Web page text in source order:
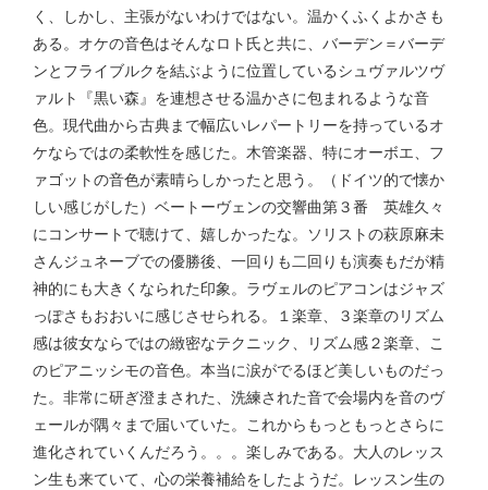
く、しかし、主張がないわけではない。温かくふくよかさも
ある。オケの音色はそんなロト氏と共に、バーデン＝バーデ
ンとフライブルクを結ぶように位置しているシュヴァルツヴ
ァルト『黒い森』を連想させる温かさに包まれるような音
色。現代曲から古典まで幅広いレパートリーを持っているオ
ケならではの柔軟性を感じた。木管楽器、特にオーボエ、フ
ァゴットの音色が素晴らしかったと思う。（ドイツ的で懐か
しい感じがした）ベートーヴェンの交響曲第３番 英雄久々
にコンサートで聴けて、嬉しかったな。ソリストの萩原麻未
さんジュネーブでの優勝後、一回りも二回りも演奏もだが精
神的にも大きくなられた印象。ラヴェルのピアコンはジャズ
っぽさもおおいに感じさせられる。１楽章、３楽章のリズム
感は彼女ならではの緻密なテクニック、リズム感２楽章、こ
のピアニッシモの音色。本当に涙がでるほど美しいものだっ
た。非常に研ぎ澄まされた、洗練された音で会場内を音のヴ
ェールが隅々まで届いていた。これからもっともっとさらに
進化されていくんだろう。。。楽しみである。大人のレッス
ン生も来ていて、心の栄養補給をしたようだ。レッスン生の